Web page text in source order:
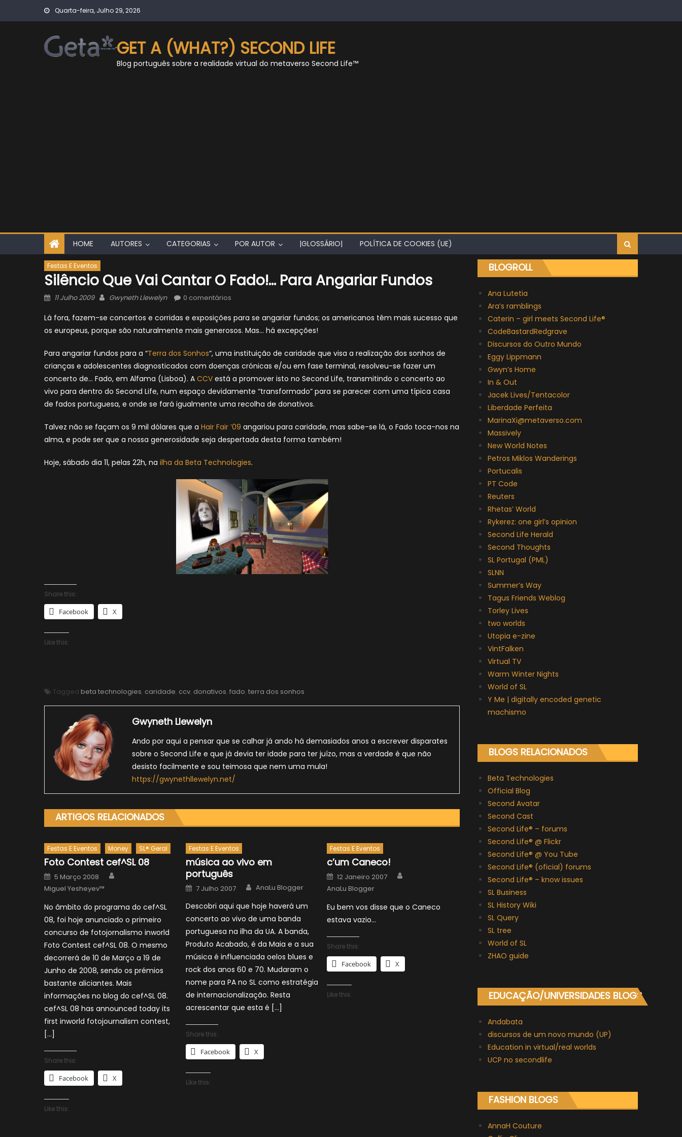
Quarta-feira, Julho 29, 2026
GET A (WHAT?) SECOND LIFE
Blog português sobre a realidade virtual do metaverso Second Life™
HOME AUTORES CATEGORIAS POR AUTOR |GLOSSÁRIO| POLÍTICA DE COOKIES (UE)
Festas E Eventos
Silêncio Que Vai Cantar O Fado!… Para Angariar Fundos
Posted
11 Julho 2009 Author
Gwyneth Llewelyn 0 comentários
Lá fora, fazem-se concertos e corridas e exposições para se angariar fundos; os americanos têm mais sucesso que
os europeus, porque são naturalmente mais generosos. Mas… há excepções!
Para angariar fundos para a “Terra dos Sonhos“, uma instituição de caridade que visa a realização dos sonhos de
crianças e adolescentes diagnosticados com doenças crónicas e/ou em fase terminal, resolveu-se fazer um
concerto de… Fado, em Alfama (Lisboa). A CCV está a promover isto no Second Life, transmitindo o concerto ao
vivo para dentro do Second Life, num espaço devidamente “transformado” para se parecer com uma típica casa
de fados portuguesa, e onde se fará igualmente uma recolha de donativos.
Talvez não se façam os 9 mil dólares que a Hair Fair ’09 angariou para caridade, mas sabe-se lá, o Fado toca-nos na
alma, e pode ser que a nossa generosidade seja despertada desta forma também!
Hoje, sábado dia 11, pelas 22h, na ilha da Beta Technologies.
Share this:
Facebook X
Like this:
Tagged beta technologies, caridade, ccv, donativos, fado, terra dos sonhos
Gwyneth Llewelyn
Ando por aqui a pensar que se calhar já ando há demasiados anos a escrever disparates
sobre o Second Life e que já devia ter idade para ter juízo, mas a verdade é que não
desisto facilmente e sou teimosa que nem uma mula!
https://gwynethllewelyn.net/
ARTIGOS RELACIONADOS
Festas E Eventos Money SL® Geral
Foto Contest cef^SL 08
Posted
on
5 Março 2008
Miguel Yesheyev™
No âmbito do programa do cef^SL
08, foi hoje anunciado o primeiro
concurso de fotojornalismo inworld
Foto Contest cef^SL 08. O mesmo
decorrerá de 10 de Março a 19 de
Junho de 2008, sendo os prémios
bastante aliciantes. Mais
informações no blog do cef^SL 08.
cef^SL 08 has announced today its
first inworld fotojournalism contest,
[…]
Share this:
Facebook X
Like this:
Festas E Eventos
música ao vivo em
português
Posted
on
7 Julho 2007 Author
AnaLu Blogger
Descobri aqui que hoje haverá um
concerto ao vivo de uma banda
portuguesa na ilha da UA. A banda,
Produto Acabado, é da Maia e a sua
música é influenciada oelos blues e
rock dos anos 60 e 70. Mudaram o
nome para PA no SL como estratégia
de internacionalização. Resta
acrescentar que esta é […]
Share this:
Facebook X
Like this:
Festas E Eventos
c’um Caneco!
Posted
on
12 Janeiro 2007
AnaLu Blogger
Eu bem vos disse que o Caneco
estava vazio…
Share this:
Facebook X
Like this:
BLOGROLL
Ana Lutetia
Ara’s ramblings
Caterin – girl meets Second Life®
CodeBastardRedgrave
Discursos do Outro Mundo
Eggy Lippmann
Gwyn’s Home
In & Out
Jacek Lives/Tentacolor
Liberdade Perfeita
MarinaXi@metaverso.com
Massively
New World Notes
Petros Miklos Wanderings
Portucalis
PT Code
Reuters
Rhetas’ World
Rykerez: one girl’s opinion
Second Life Herald
Second Thoughts
SL Portugal (PML)
SLNN
Summer’s Way
Tagus Friends Weblog
Torley Lives
two worlds
Utopia e-zine
VintFalken
Virtual TV
Warm Winter Nights
World of SL
Y Me | digitally encoded genetic
machismo
BLOGS RELACIONADOS
Beta Technologies
Official Blog
Second Avatar
Second Cast
Second Life® – forums
Second Life® @ Flickr
Second Life® @ You Tube
Second Life® (oficial) forums
Second Life® – know issues
SL Business
SL History Wiki
SL Query
SL tree
World of SL
ZHAO guide
EDUCAÇÃO/UNIVERSIDADES BLOGS
Andabata
discursos de um novo mundo (UP)
Education in virtual/real worlds
UCP no secondlife
FASHION BLOGS
AnnaH Couture